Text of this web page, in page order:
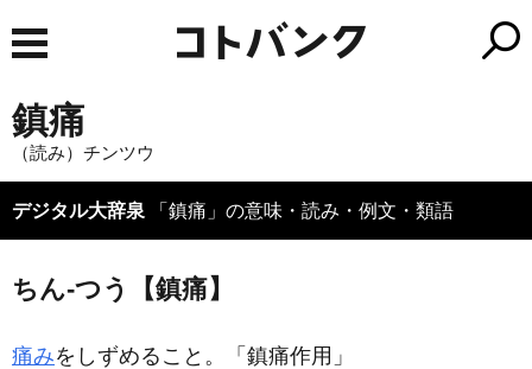
鎮痛
（読み）チンツウ
デジタル大辞泉 「鎮痛」の意味・読み・例文・類語
ちん‐つう【鎮痛】
痛みをしずめること。「 鎮痛作用」